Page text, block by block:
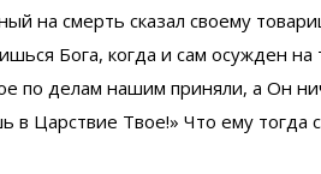
на смерть сказал своему
Бога, когда и сам осужден
по делам нашим приняли, а Он
в Царствие Твое!» Что ему